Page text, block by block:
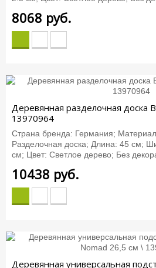
8068 руб.
Деревянная разделочная доска
13970964
Страна бренда: Германия;
Разделочная доска; Длина: 45 см;
см; Цвет: Светлое дерево; Без
10438 руб.
Деревянная универсальная